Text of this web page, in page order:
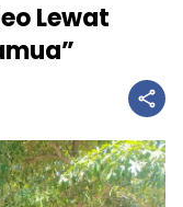
Lewat